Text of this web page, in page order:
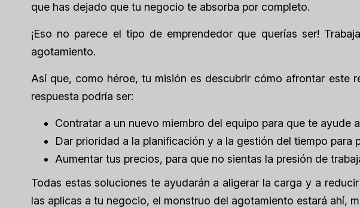
que has dejado que tu negocio te absorba por completo.
¡Eso no parece el tipo de emprendedor que querías ser!
agotamiento.
Así que, como héroe, tu misión es descubrir cómo afrontar este
respuesta podría ser:
Contratar a un nuevo miembro del equipo para que te ayude
Dar prioridad a la planificación y a la gestión del tiempo para
Aumentar tus precios, para que no sientas la presión de
Todas estas soluciones te ayudarán a aligerar la carga y a
las aplicas a tu negocio, el monstruo del agotamiento estará ahí,